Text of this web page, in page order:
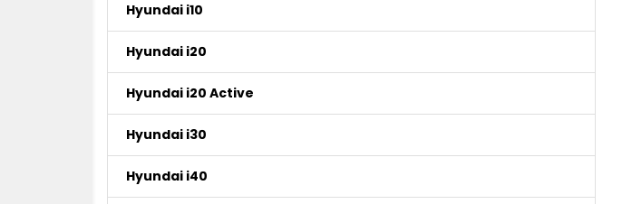
Hyundai i10
Hyundai i20
Hyundai i20 Active
Hyundai i30
Hyundai i40